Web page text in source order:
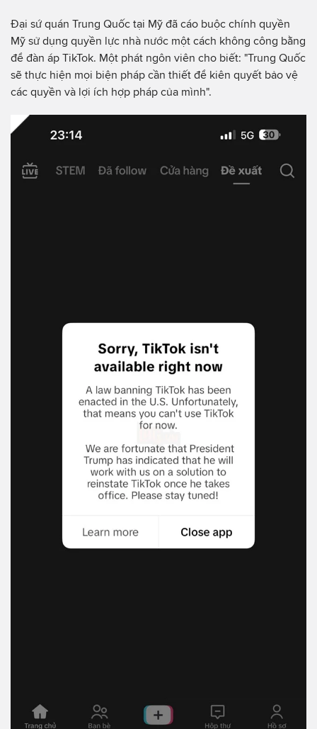
Đại sứ quán Trung Quốc tại Mỹ đã cáo buộc chính quyền
Mỹ sử dụng quyền lực nhà nước một cách không công bằng
để đàn áp TikTok. Một phát ngôn viên cho biết: "Trung Quốc
sẽ thực hiện mọi biện pháp cần thiết để kiên quyết bảo vệ
các quyền và lợi ích hợp pháp của mình".